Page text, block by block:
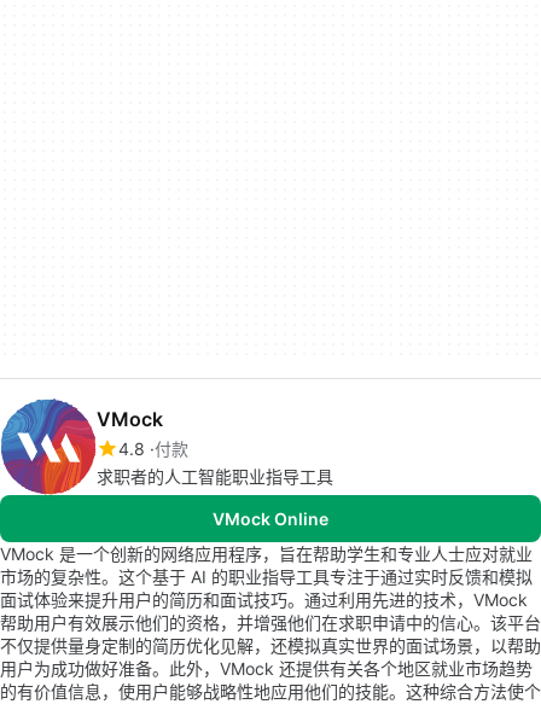
VMock
4.8 付款
求职者的人工智能职业指导工具
VMock Online
VMock 是一个创新的网络应用程序，旨在帮助学生和专业人士应对就业
市场的复杂性。这个基于 AI 的职业指导工具专注于通过实时反馈和模拟
面试体验来提升用户的简历和面试技巧。通过利用先进的技术，VMock
帮助用户有效展示他们的资格，并增强他们在求职申请中的信心。该平台
不仅提供量身定制的简历优化见解，还模拟真实世界的面试场景，以帮助
用户为成功做好准备。此外，VMock 还提供有关各个地区就业市场趋势
的有价值信息，使用户能够战略性地应用他们的技能。这种综合方法使个